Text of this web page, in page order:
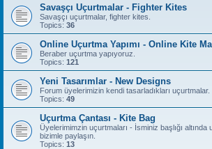
Savaşçı Uçurtmalar - Fighter Kites
Savaşçı uçurtmalar, fighter kites.
Topics: 36
Online Uçurtma Yapımı - Online Kite
Beraber uçurtma yapıyoruz.
Topics: 121
Yeni Tasarımlar - New Designs
Forum üyelerimizin kendi tasarladıkları uçurtmalar.
Topics: 49
Uçurtma Çantası - Kite Bag
Üyelerimimzin uçurtmaları - İsminiz başlığı altında
bizimle paylaşın.
Topics: 13